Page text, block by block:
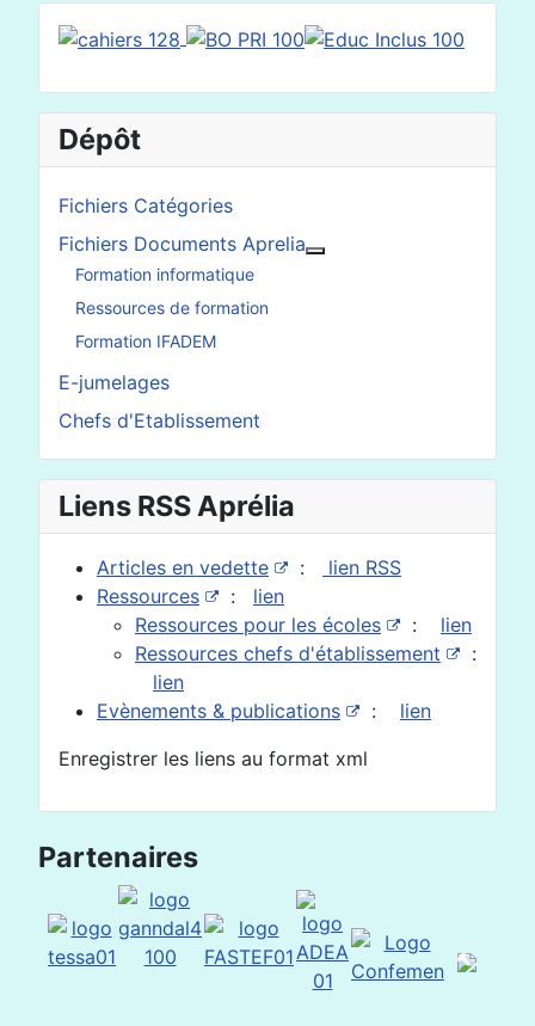
Dépôt
Fichiers Catégories
Fichiers Documents Aprelia
Formation informatique
Ressources de formation
Formation IFADEM
E-jumelages
Chefs d'Etablissement
Liens RSS Aprélia
Articles en vedette :
lien RSS
Ressources
: lien
Ressources pour les écoles
: lien
Ressources chefs d'établissement
:
lien
Evènements & publications
: lien
Enregistrer les liens au format xml
Partenaires